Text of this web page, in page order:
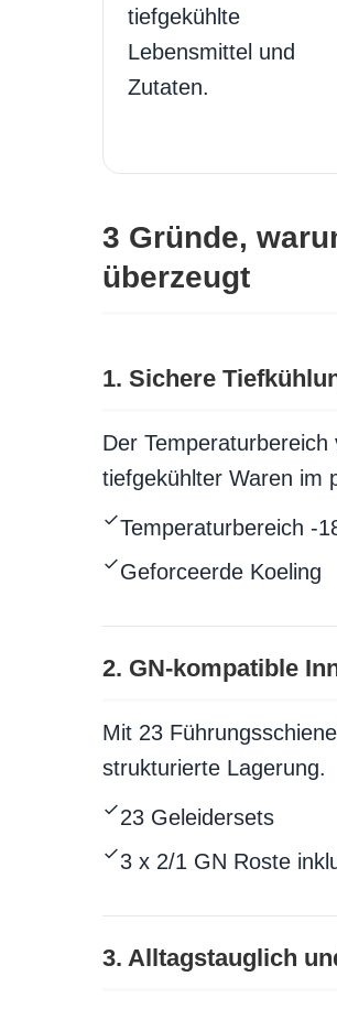
tiefgekühlte
Lebensmittel und
Zutaten.
3 Gründe,
überzeugt
1. Sichere
Der
tiefgekühlter Waren im
Temperaturbereich -
Geforceerde Koeling
2. GN-kompatible
Mit 23
strukturierte Lagerung.
23 Geleidersets
3 x 2/1 GN Roste
3. Alltagstauglich